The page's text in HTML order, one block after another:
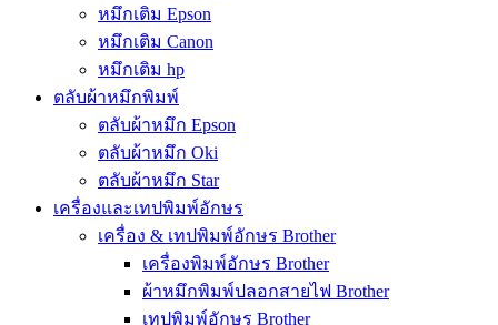
หมึกเติม Epson
หมึกเติม Canon
หมึกเติม hp
ตลับผ้าหมึกพิมพ์
ตลับผ้าหมึก Epson
ตลับผ้าหมึก Oki
ตลับผ้าหมึก Star
เครื่องและเทปพิมพ์อักษร
เครื่อง & เทปพิมพ์อักษร Brother
เครื่องพิมพ์อักษร Brother
ผ้าหมึกพิมพ์ปลอกสายไฟ Brother
เทปพิมพ์อักษร Brother